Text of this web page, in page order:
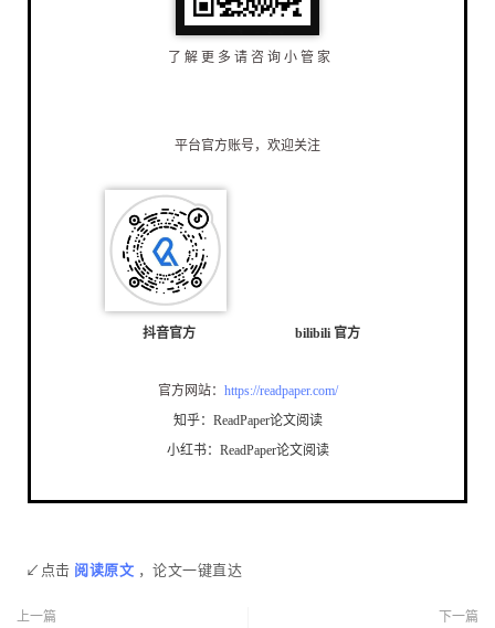
了 解 更 多 请 咨 询 小 管 家
平台官方账号，欢迎关注
抖音官方 bilibili 官方
官方网站： https://readpaper.com/
知乎：ReadPaper论文阅读
小红书：ReadPaper论文阅读
↙点击 阅读原文 ，论文一键直达
上一篇 下一篇